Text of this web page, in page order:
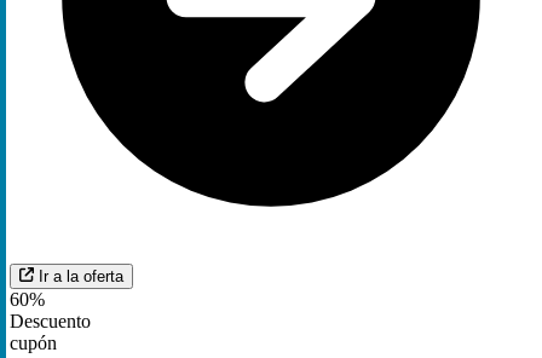
Ir a la oferta
60%
Descuento
cupón